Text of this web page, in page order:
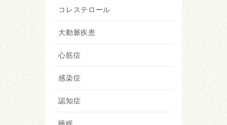
コレステロール
大動脈疾患
心筋症
感染症
認知症